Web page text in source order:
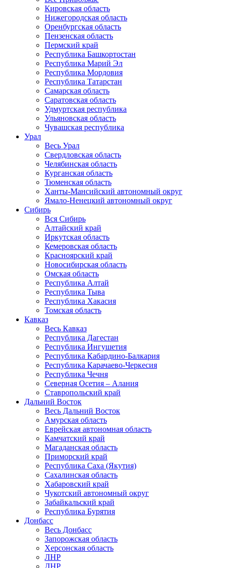
Кировская область
Нижегородская область
Оренбургская область
Пензенская область
Пермский край
Республика Башкортостан
Республика Марий Эл
Республика Мордовия
Республика Татарстан
Самарская область
Саратовская область
Удмуртская республика
Ульяновская область
Чувашская республика
Урал
Весь Урал
Свердловская область
Челябинская область
Курганская область
Тюменская область
Ханты-Мансийский автономный округ
Ямало-Ненецкий автономный округ
Сибирь
Вся Сибирь
Алтайский край
Иркутская область
Кемеровская область
Красноярский край
Новосибирская область
Омская область
Республика Алтай
Республика Тыва
Республика Хакасия
Томская область
Кавказ
Весь Кавказ
Республика Дагестан
Республика Ингушетия
Республика Кабардино-Балкария
Республика Карачаево-Черкесия
Республика Чечня
Северная Осетия – Алания
Ставропольский край
Дальний Восток
Весь Дальний Восток
Амурская область
Еврейская автономная область
Камчатский край
Магаданская область
Приморский край
Республика Саха (Якутия)
Сахалинская область
Хабаровский край
Чукотский автономный округ
Забайкальский край
Республика Бурятия
Донбасс
Весь Донбасс
Запорожская область
Херсонская область
ЛНР
ДНР